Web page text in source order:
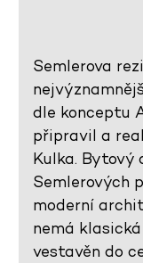
Semlerova
dle konceptu
připravil a
Kulka. Bytový
Semlerových
moderní
nemá
vestavěn do